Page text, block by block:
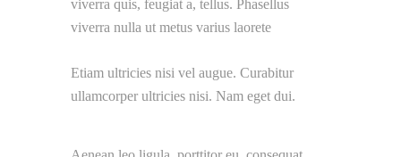
viverra quis, feugiat a, tellus. Phasellus
viverra nulla ut metus varius laorete
Etiam ultricies nisi vel augue. Curabitur
ullamcorper ultricies nisi. Nam eget dui.